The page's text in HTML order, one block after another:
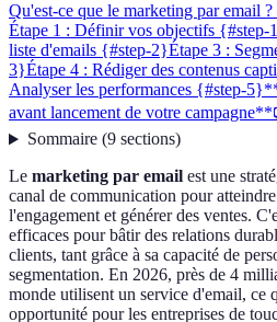
Qu'est-ce que le marketing par email
Étape 1 : Définir vos objectifs {#step-
liste d'emails {#step-2}Étape 3 :
3}Étape 4 : Rédiger des contenus
Analyser les performances {#step-5}
avant lancement de votre campagne**
Sommaire(9 sections)
Le marketing par email est une
canal de communication pour
l'engagement et générer des ventes.
efficaces pour bâtir des relations
clients, tant grâce à sa capacité de
segmentation. En 2026, près de 4
monde utilisent un service d'email, ce
opportunité pour les entreprises de